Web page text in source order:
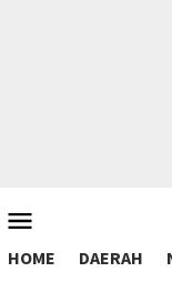
to
contentMobile
HOME DAERAH